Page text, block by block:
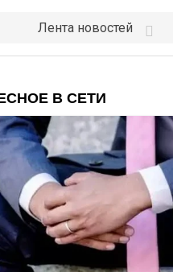
Лента новостей